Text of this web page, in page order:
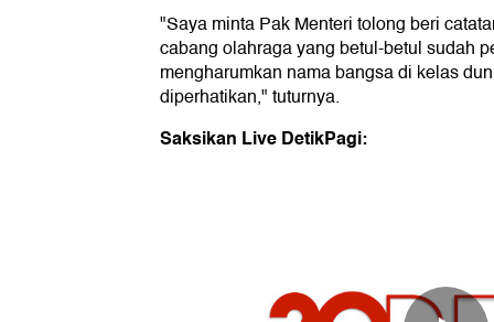
"Saya minta Pak Menteri tolong beri
cabang olahraga yang betul-betul sudah
mengharumkan nama bangsa di kelas
diperhatikan," tuturnya.
Saksikan Live DetikPagi: